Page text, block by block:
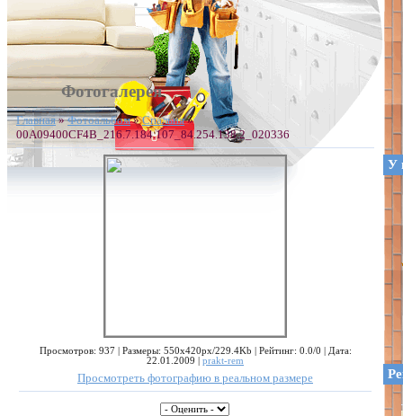
Фотогалерея
Главная»Фотоальбом»Спальня»
00A09400CF4B_216.7.184.107_84.254.138.2_020336
Просмотров: 937 | Размеры: 550x420px/229.4Kb | Рейтинг: 0.0/0 | Дата:
22.01.2009 | prakt-rem
Просмотреть фотографию в реальном размере
У